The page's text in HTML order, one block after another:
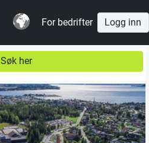
For bedrifter Logg inn
Søk her